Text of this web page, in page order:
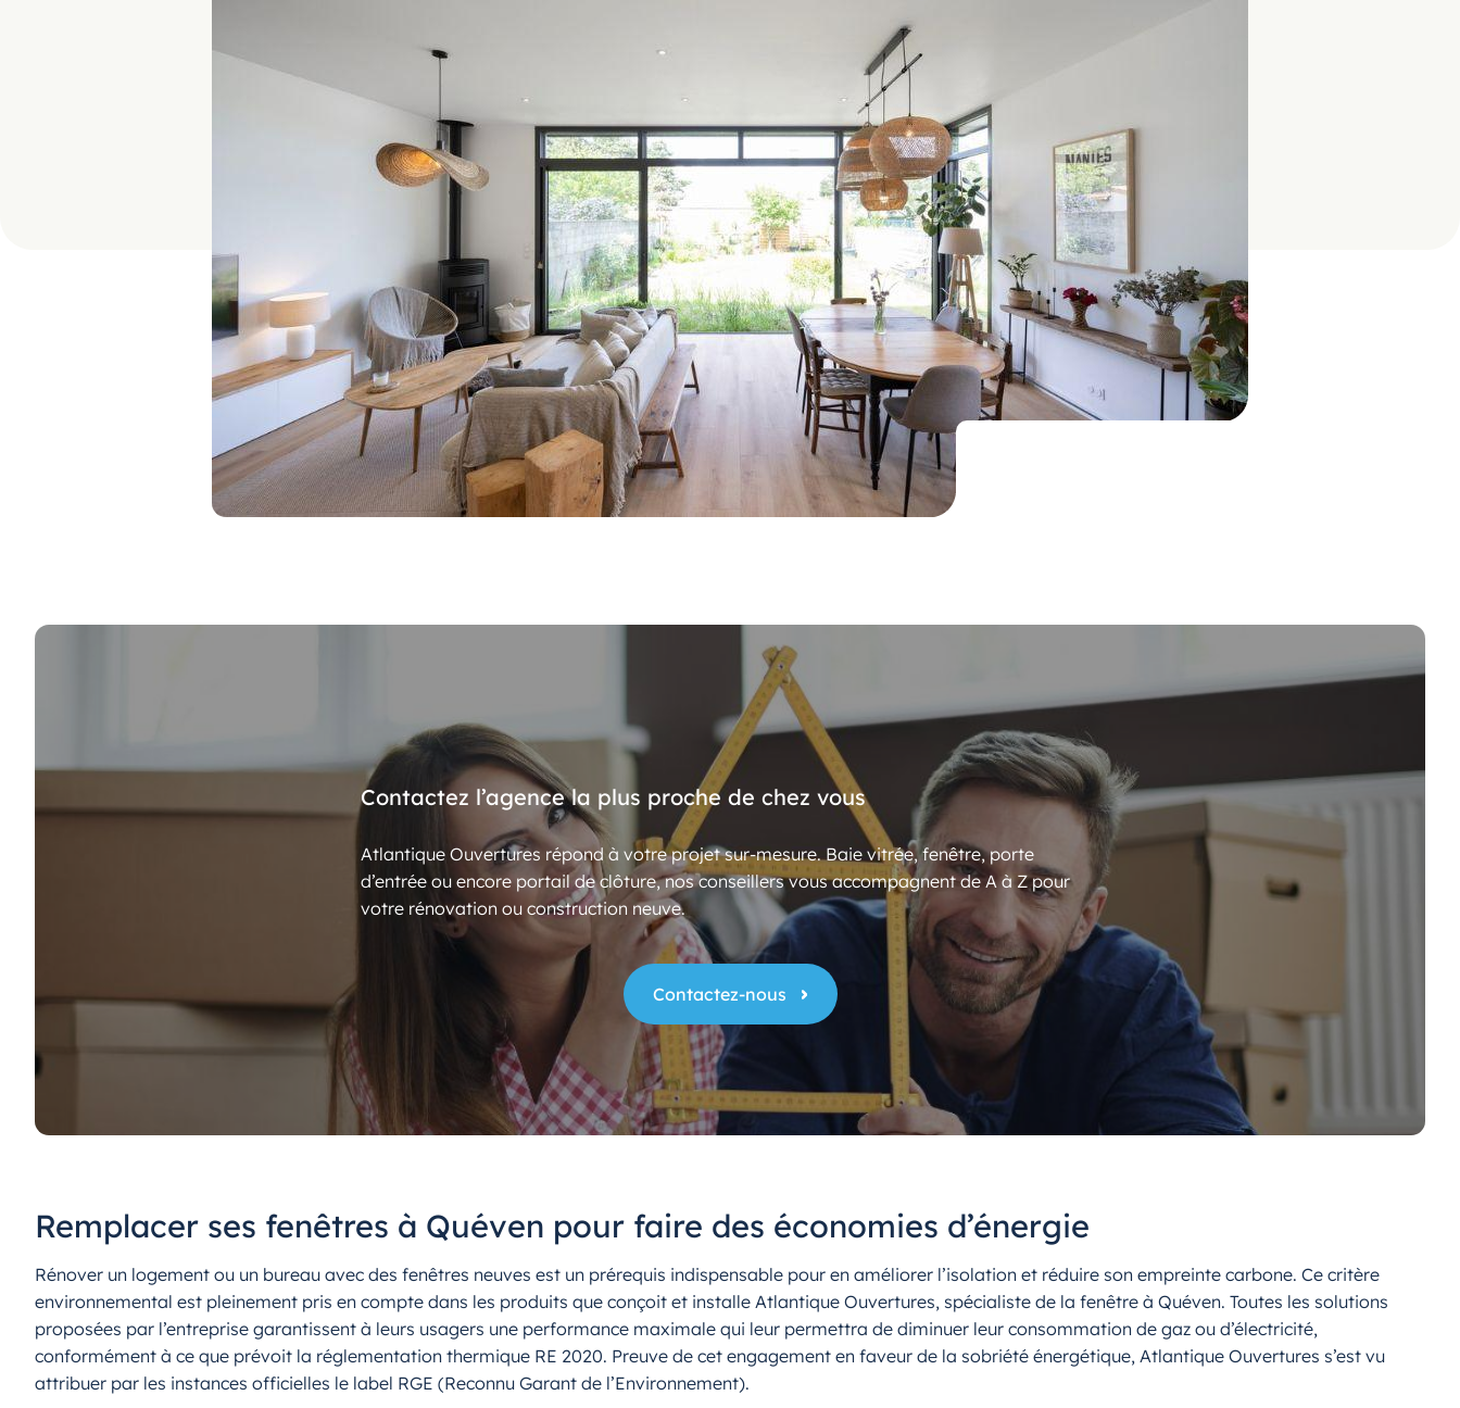
Contactez l’agence la plus proche de chez vous
Atlantique Ouvertures répond à votre projet sur-mesure. Baie vitrée, fenêtre, porte
d’entrée ou encore portail de clôture, nos conseillers vous accompagnent de A à Z pour
votre rénovation ou construction neuve.
Contactez-nous
Remplacer ses fenêtres à Quéven pour faire des économies d’énergie
Rénover un logement ou un bureau avec des fenêtres neuves est un prérequis indispensable pour en améliorer l’isolation et réduire son empreinte carbone. Ce critère
environnemental est pleinement pris en compte dans les produits que conçoit et installe Atlantique Ouvertures, spécialiste de la fenêtre à Quéven. Toutes les solutions
proposées par l’entreprise garantissent à leurs usagers une performance maximale qui leur permettra de diminuer leur consommation de gaz ou d’électricité,
conformément à ce que prévoit la réglementation thermique RE 2020. Preuve de cet engagement en faveur de la sobriété énergétique, Atlantique Ouvertures s’est vu
attribuer par les instances officielles le label RGE (Reconnu Garant de l’Environnement).